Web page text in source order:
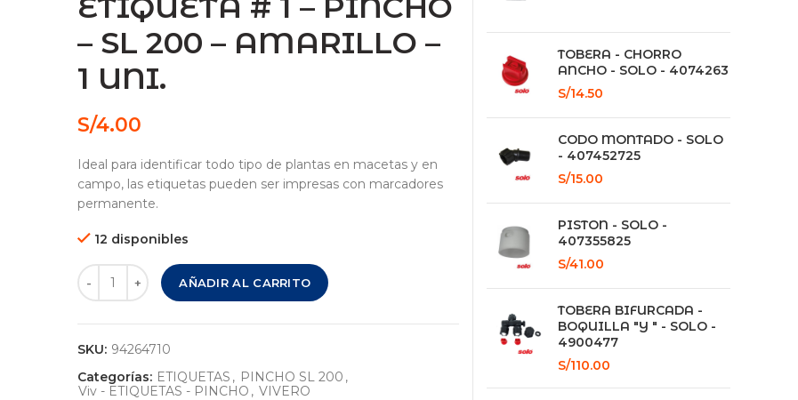
– SL 200 – AMARILLO –
1 UNI.
S/4.00
Ideal para identificar todo tipo de plantas en macetas y en
campo, las etiquetas pueden ser impresas con marcadores
permanente.
12 disponibles
ETIQUETA # 1 - PINCHO - SL 200 - AMARILLO - 1 UNI. cantidad
AÑADIR AL CARRITO
SKU: 94264710
Categorías: ETIQUETAS , PINCHO SL 200 ,
Viv - ETIQUETAS - PINCHO , VIVERO
TOBERA - CHORRO
ANCHO - SOLO - 4074263
S/14.50
CODO MONTADO - SOLO
- 407452725
S/15.00
PISTON - SOLO -
407355825
S/41.00
TOBERA BIFURCADA -
BOQUILLA "Y " - SOLO -
4900477
S/110.00